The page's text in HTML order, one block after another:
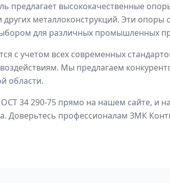
предлагает высококачественные
других металлоконструкций. Эти
для различных промышленных
с учетом всех современных
Мы предлагаем
области.
34 290-75 прямо на нашем сайте,
Доверьтесь профессионалам ЗМК